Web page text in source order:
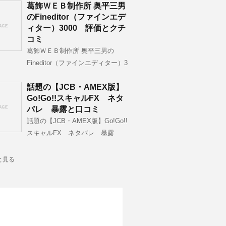
葛飾ＷＥＢ制作所 奥平三男
のFineditor（ファインエデ
ィター）3000 評価とクチ
コミ
葛飾ＷＥＢ制作所 奥平三男の
Fineditor（ファインエディター）3
話題の【JCB・AMEX版】
Go!Go!!スキャルFX ネタ
バレ 暴露と口コミ
話題の【JCB・AMEX版】Go!Go!!
スキャルFX ネタバレ 暴露
見る